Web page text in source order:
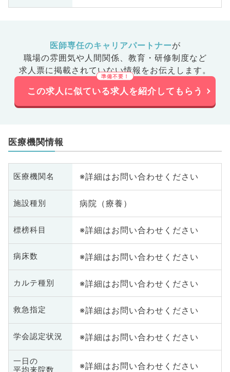
医師専任のキャリアパートナーが
職場の雰囲気や人間関係、 教育・研修制度など
求人票に掲載されていない情報をお伝えします。
この求人に似ている求人を紹介してもらう
医療機関情報
医療機関名 ※詳細はお問い合わせください
施設種別 病院（療養）
標榜科目 ※詳細はお問い合わせください
病床数 ※詳細はお問い合わせください
カルテ種別 ※詳細はお問い合わせください
救急指定 ※詳細はお問い合わせください
学会認定状況 ※詳細はお問い合わせください
一日の
※詳細はお問い合わせください